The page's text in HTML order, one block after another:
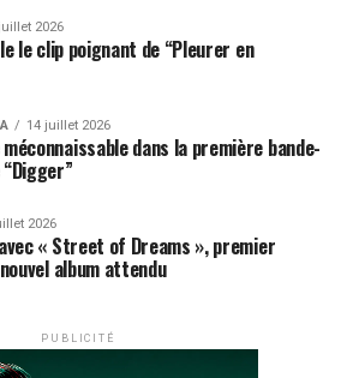
2026
le clip poignant de “Pleurer en
14 juillet 2026
dans la première bande-
2026
« Street of Dreams », premier
album attendu
PUBLICITÉ